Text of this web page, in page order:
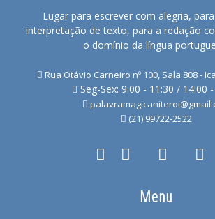
Lugar para escrever com alegria,
interpretação de texto, para a redação
o domínio da língua
Rua Otávio Carneiro nº 100, Sala 808 -
Seg-Sex: 9:00 - 11:30 / 14:00
(21) 99722-2522
Menu